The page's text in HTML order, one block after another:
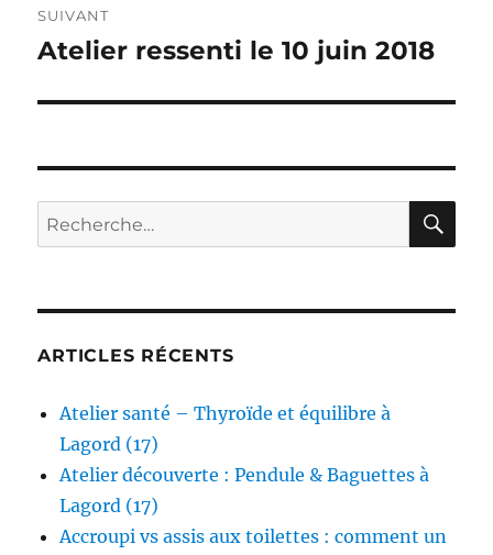
SUIVANT
Publication
Atelier ressenti le 10 juin 2018
Recherche
pour :
ARTICLES RÉCENTS
Atelier santé – Thyroïde et équilibre à
Lagord (17)
Atelier découverte : Pendule & Baguettes à
Lagord (17)
Accroupi vs assis aux toilettes : comment un